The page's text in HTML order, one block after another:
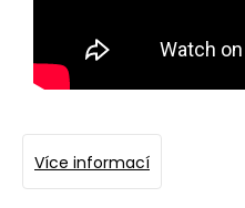
Více informací
p
o
u
č
u